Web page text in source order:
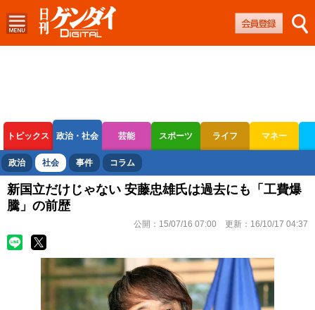
トピックス 政治・社会 芸能 スポーツ ライフ マネー
ボートレース 競輪 オートレース
政治 社会 事件 コラム
新国立だけじゃない 安藤忠雄氏は過去にも「工費爆
騰」の前歴
公開： 15/07/16 07:00 更新： 16/10/17 04:37